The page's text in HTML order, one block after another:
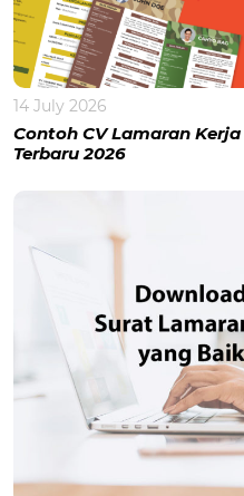
14 July 2026
Contoh CV Lamaran
Terbaru 2026